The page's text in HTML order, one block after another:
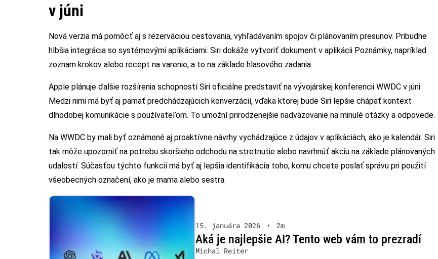
v júni
Nová verzia má pomôcť aj s rezerváciou cestovania, vyhľadávaním spojov či plánovaním presunov. Pribudne
hlbšia integrácia so systémovými aplikáciami. Siri dokáže vytvoriť dokument v aplikácii Poznámky, napríklad
zoznam krokov alebo recept na varenie, a to na základe hlasového zadania.
Apple plánuje ďalšie rozšírenia schopností Siri oficiálne predstaviť na vývojárskej konferencii WWDC v júni.
Medzi nimi má byť aj pamäť predchádzajúcich konverzácií, vďaka ktorej bude Siri lepšie chápať kontext
dlhodobej komunikácie s používateľom. To umožní prirodzenejšie nadväzovanie na minulé otázky a odpovede.
Na WWDC by mali byť oznámené aj proaktívne návrhy vychádzajúce z údajov v aplikáciách, ako je kalendár. Siri
tak môže upozorniť na potrebu skoršieho odchodu na stretnutie alebo navrhnúť akciu na základe plánovaných
udalostí. Súčasťou týchto funkcií má byť aj lepšia identifikácia toho, komu chcete poslať správu pri použití
všeobecných označení, ako je mama alebo sestra.
15. januára 2026 • 2m
Aká je najlepšie AI? Tento web vám to prezradí
Michal Reiter